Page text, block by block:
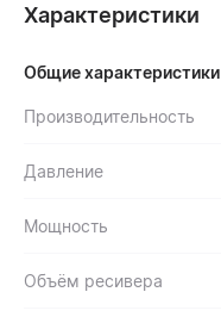
Характеристики
Общие характеристики
Производительность
Давление
Мощность
Объём ресивера